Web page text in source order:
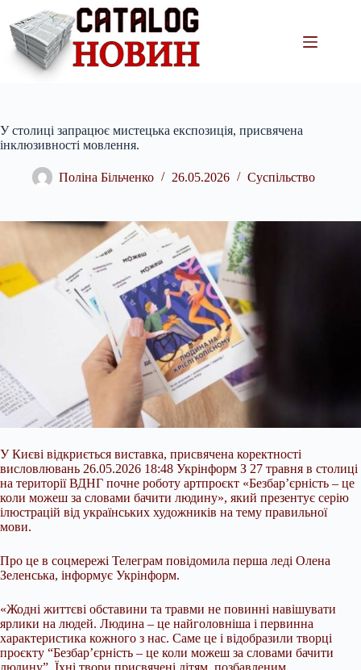
вмісту
У столиці запрацює мистецька експозиція, присвячена
інклюзивності мовлення.
Поліна Більченко 26.05.2026 Суспільство
У Києві відкриється виставка, присвячена коректності
висловлювань 26.05.2026 18:48 Укрінформ З 27 травня в столиці
на території ВДНГ почне роботу артпроєкт «Безбар’єрність – це
коли можеш за словами бачити людину», який презентує серію
ілюстрацій від українських художників на тему правильної
мови.
Про це в соцмережі Телеграм повідомила перша леді Олена
Зеленська, інформує Укрінформ.
«Жодні життєві обставини та травми не повинні навішувати
ярлики на людей. Людина – це найголовніша і первинна
характеристика кожного з нас. Саме це і відобразили творці
проєкту “Безбар’єрність – це коли можеш за словами бачити
людину”. Їхні твори присвячені дітям, позбавленим